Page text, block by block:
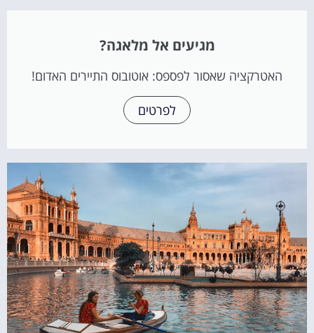
מגיעים אל מלאגה?
האטרקציה שאסור לפספס: אוטובוס התיירים האדום!
לפרטים